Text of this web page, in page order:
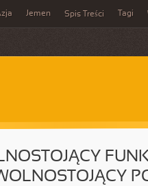
Jemen Spis Treści Tagi